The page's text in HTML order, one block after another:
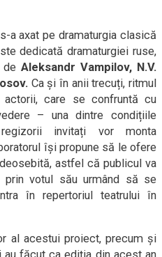
a axat pe dramaturgia clasică
dedicată dramaturgiei ruse,
deAleksandr Vampilov, N.V.
Ca și în anii trecuți, ritmul
care se confruntă cu
– una dintre condițiile
invitați vor monta
își propune să le ofere
astfel că publicul va
prin votul său urmând să se
în repertoriul teatrului în
al acestui proiect, precum și